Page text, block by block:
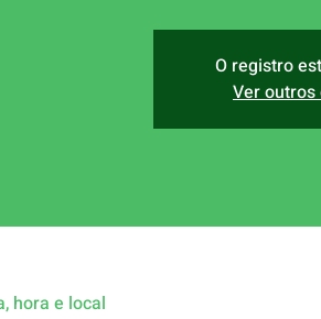
O registro
Ver
hora e local